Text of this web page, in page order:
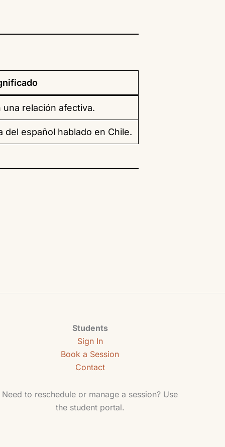
relación afectiva.
del español hablado en Chile.
Students
Sign In
Book a Session
Contact
Need to reschedule or manage a session? Use
the student portal.